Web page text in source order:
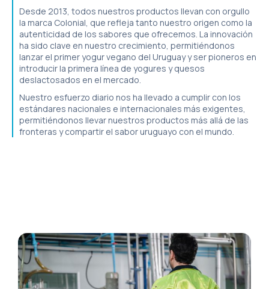
Desde 2013, todos nuestros productos llevan con orgullo
la marca Colonial, que refleja tanto nuestro origen como la
autenticidad de los sabores que ofrecemos. La innovación
ha sido clave en nuestro crecimiento, permitiéndonos
lanzar el primer yogur vegano del Uruguay y ser pioneros en
introducir la primera línea de yogures y quesos
deslactosados en el mercado.
Nuestro esfuerzo diario nos ha llevado a cumplir con los
estándares nacionales e internacionales más exigentes,
permitiéndonos llevar nuestros productos más allá de las
fronteras y compartir el sabor uruguayo con el mundo.